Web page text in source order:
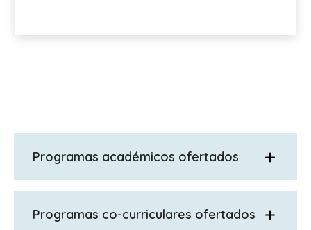
Programas académicos ofertados
GCSE de 1 año, iGCSE de 1 año, GCSE de 2
Levels (5 trimestres), curso preparatorio
Programas co-curriculares ofertados